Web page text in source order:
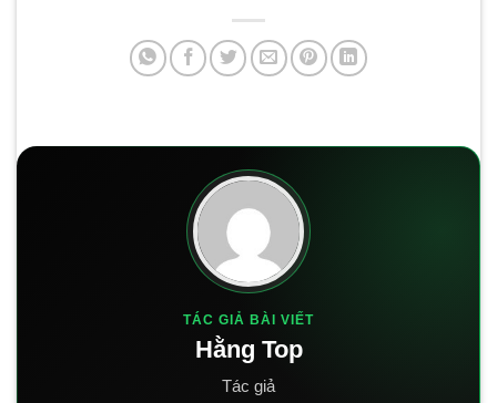
TÁC GIẢ BÀI VIẾT
Hằng Top
Tác giả